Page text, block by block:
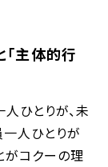
「主体的行
人ひとりが、未
一人ひとりが
がコクーの理